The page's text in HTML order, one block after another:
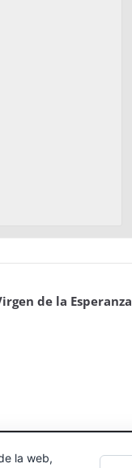
de la Esperanza
la web,